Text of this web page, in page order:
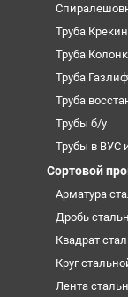
Труба
Труба
Труба
Труба
Трубы б/у
Трубы в ВУС
Сортовой
Арматура
Дробь
Квадрат
Круг
Лента